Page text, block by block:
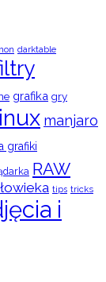
darktable
grafika gry
manjaro
grafiki
RAW
tips tricks
i